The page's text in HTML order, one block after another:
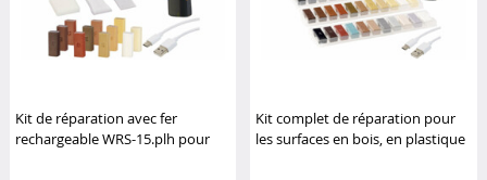
Kit de réparation avec fer
rechargeable WRS-15.plh pour
Kit complet de réparation pour
les surfaces en bois, en plastique